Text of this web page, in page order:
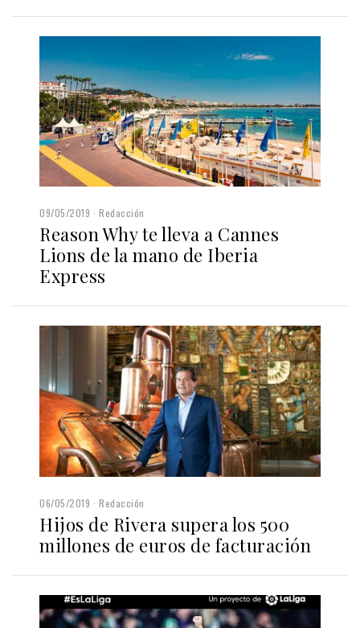
09/05/2019 Redacción
Reason Why te lleva a Cannes
Lions de la mano de Iberia
Express
06/05/2019 Redacción
Hijos de Rivera supera los 500
millones de euros de facturación